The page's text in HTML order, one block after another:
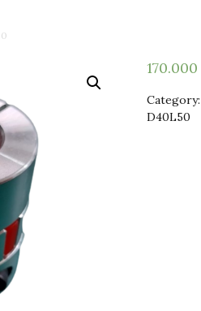
0
170.000
Category:
D40L50